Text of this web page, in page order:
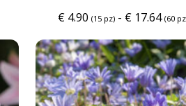
€4.90 (15 pz)- €17.64 (60